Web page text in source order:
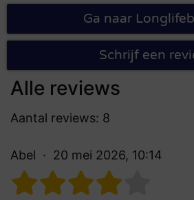
Ga naar
Schrijf een
Alle reviews
Aantal reviews: 8
Abel 20 mei 2026, 10:14